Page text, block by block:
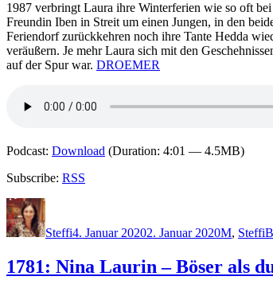
1987 verbringt Laura ihre Winterferien wie so oft
Freundin Iben in Streit um einen Jungen, in den
Feriendorf zurückkehren noch ihre Tante Hedda
veräußern. Je mehr Laura sich mit den
auf der Spur war. DROEMER
Podcast: Download (Duration: 4:01 — 4.5MB)
Subscribe: RSS
Autor
Steffi4. Januar 20202. Januar 2020M, Steffi
1781: Nina Laurin – Böser als